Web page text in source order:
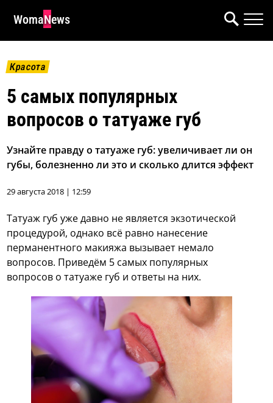
WomaNews
Красота
5 самых популярных
вопросов о татуаже губ
Узнайте правду о татуаже губ: увеличивает ли он
губы, болезненно ли это и сколько длится эффект
29 августа 2018 | 12:59
Татуаж губ уже давно не является экзотической
процедурой, однако всё равно нанесение
перманентного макияжа вызывает немало
вопросов. Приведём 5 самых популярных
вопросов о татуаже губ и ответы на них.